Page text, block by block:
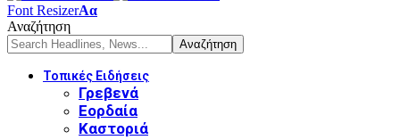
Font ResizerΑα
Αναζήτηση
Τοπικές Ειδήσεις
Γρεβενά
Εορδαία
Καστοριά